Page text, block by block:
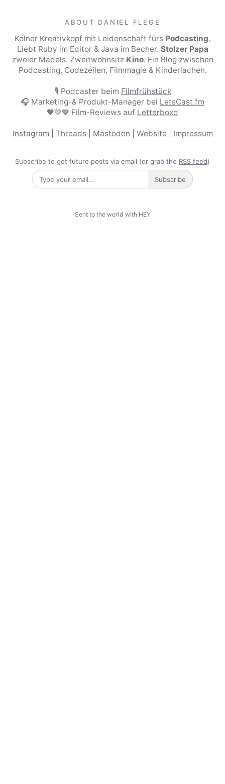
ABOUT DANIEL FLEGE
Kölner Kreativkopf mit Leidenschaft fürs Podcasting.
Liebt Ruby im Editor & Java im Becher. Stolzer Papa
zweier Mädels. Zweitwohnsitz Kino. Ein Blog zwischen
Podcasting, Codezeilen, Filmmagie & Kinderlachen.
🎙️ Podcaster beim Filmfrühstück
🎧 Marketing-& Produkt-Manager bei LetsCast.fm
🧡💚💙 Film-Reviews auf Letterboxd
Instagram| Threads| Mastodon Website Impressum
Subscribe to get future posts via email (or grab the RSS feed)
Subscribe
Sent to the world with HEY